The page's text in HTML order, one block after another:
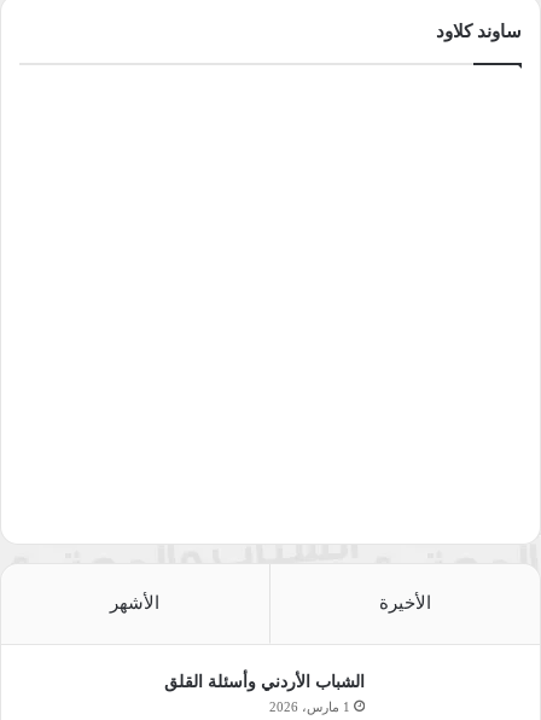
ساوند كلاود
الأخيرة الأشهر
الشباب الأردني وأسئلة القلق
1 مارس، 2026